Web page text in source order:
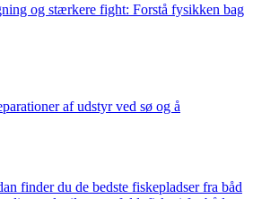
og stærkere fight: Forstå fysikken bag
af udstyr ved sø og å
finder du de bedste fiskepladser fra båd